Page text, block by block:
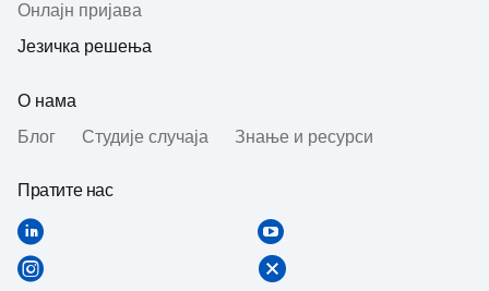
Онлајн пријава
Језичка решења
О нама
Блог Студије случаја Знање и ресурси
Пратите нас